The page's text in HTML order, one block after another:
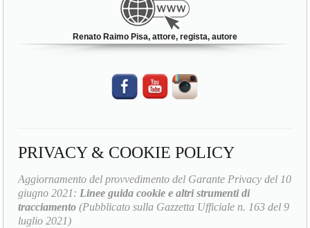
Renato Raimo Pisa, attore, regista, autore
PRIVACY & COOKIE POLICY
Aggiornamento del provvedimento del Garante Privacy del 10
giugno 2021: Linee guida cookie e altri strumenti di
tracciamento (Pubblicato sulla Gazzetta Ufficiale n. 163 del 9
luglio 2021)